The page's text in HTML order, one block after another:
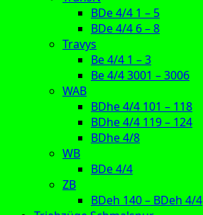
BDe 4/4 1 – 5
BDe 4/4 6 – 8
Travys
Be 4/4 1 – 3
Be 4/4 3001 – 3006
WAB
BDhe 4/4 101 – 118
BDhe 4/4 119 – 124
BDhe 4/8
WB
BDe 4/4
ZB
BDeh 140 – BDeh 4/4